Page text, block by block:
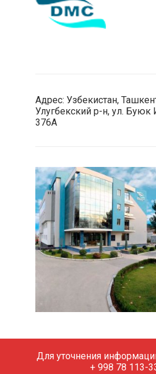
Адрес: Узбекистан,
Улугбекский р-н, ул. Буюк
376А
Для уточнения
+ 998 78 113-